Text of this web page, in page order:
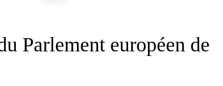
Parlement européen de